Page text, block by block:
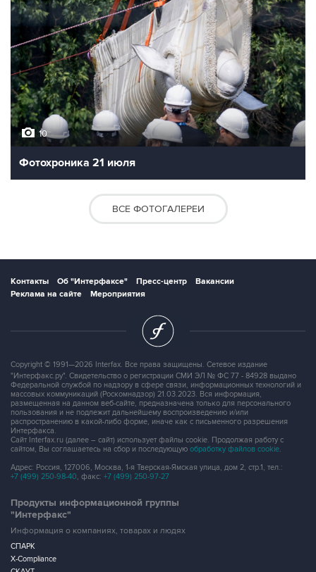
10
Фотохроника 21 июля
ВСЕ ФОТОГАЛЕРЕИ
Контакты Об "Интерфаксе" Пресс-центр
Вакансии
Реклама на сайте
Мероприятия
Copyright © 1991—2026 Interfax. Все права защищены. Сетевое издание
"Интерфакс.ру". Свидетельство о регистрации СМИ ЭЛ № ФС 77 - 84928 выдано
Федеральной службой по надзору в сфере связи, информационных технологий и
массовых коммуникаций (Роскомнадзор) 21.03.2023. Вся информация,
размещенная на данном веб-сайте, предназначена только для персонального
пользования и не подлежит дальнейшему воспроизведению и/или
распространению в какой-либо форме, иначе как с письменного разрешения
Интерфакса.
Сайт Interfax.ru (далее – сайт) использует файлы cookie. Продолжая работу с
сайтом, Вы соглашаетесь на сбор и последующую обработку файлов cookie.
Адрес: Россия, 127006, Москва, 1-я Тверская-Ямская улица, дом 2, стр.1, тел.:
+7 (499) 250-98-40, факс: +7 (499) 250-97-27
Продукты информационной группы
"Интерфакс"
Информация о компаниях, товарах и людях
СПАРК
X-Compliance